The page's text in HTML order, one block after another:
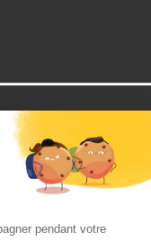
tous les petits bobos
Un tour de
vous couvre